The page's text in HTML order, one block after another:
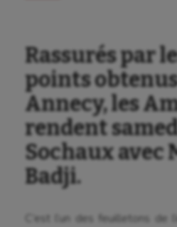
Rassurés par
points
Annecy, les
rendent
Sochaux avec
Badji.
C’est l’un des feuilletons de